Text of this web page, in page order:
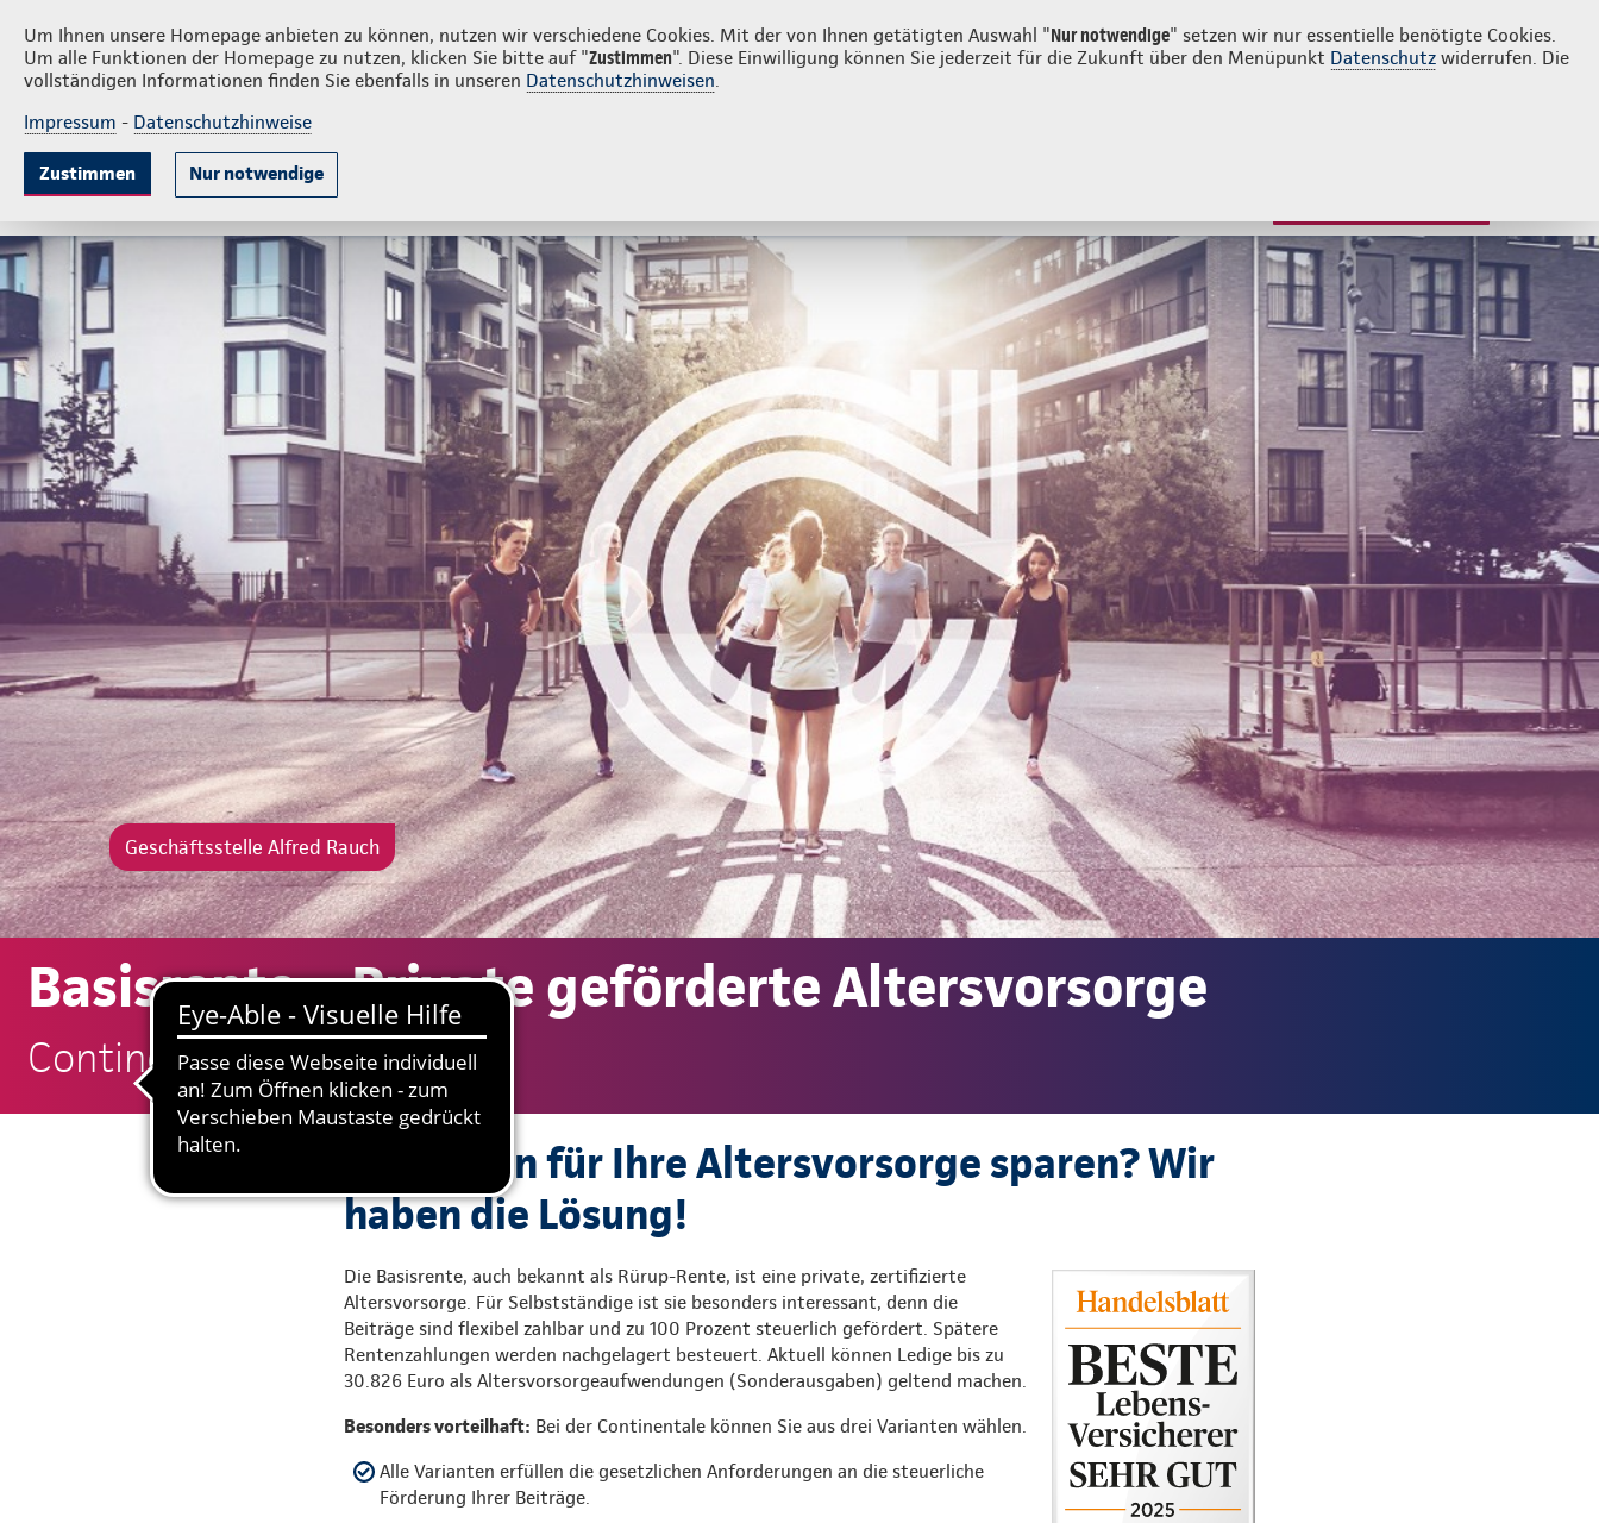
Um Ihnen unsere Homepage anbieten zu können, nutzen wir verschiedene Cookies. Mit der von Ihnen getätigten Auswahl "Nur notwendige" setzen wir nur essentielle benötigte Cookies.
Um alle Funktionen der Homepage zu nutzen, klicken Sie bitte auf "Zustimmen". Diese Einwilligung können Sie jederzeit für die Zukunft über den Menüpunkt Datenschutz widerrufen. Die
vollständigen Informationen finden Sie ebenfalls in unseren Datenschutzhinweisen.
Impressum - Datenschutzhinweise
Zustimmen Nur notwendige
Alfred Rauch PrivatkundenFirmenkunden Login Kontakt 0871 66331
KrankenversicherungLebensversicherung
Geschäftsstelle Alfred Rauch
Basisrente – Private geförderte Altersvorsorge
Continentale: Alfred Rauch
Sie wollen für Ihre Altersvorsorge sparen? Wir
haben die Lösung!
Die Basisrente, auch bekannt als Rürup-Rente, ist eine private, zertifizierte
Altersvorsorge. Für Selbstständige ist sie besonders interessant, denn die
Beiträge sind flexibel zahlbar und zu 100 Prozent steuerlich gefördert. Spätere
Rentenzahlungen werden nachgelagert besteuert. Aktuell können Ledige bis zu
30.826 Euro als Altersvorsorgeaufwendungen (Sonderausgaben) geltend machen.
Besonders vorteilhaft: Bei der Continentale können Sie aus drei Varianten wählen.
Alle Varianten erfüllen die gesetzlichen Anforderungen an die steuerliche
Förderung Ihrer Beiträge.